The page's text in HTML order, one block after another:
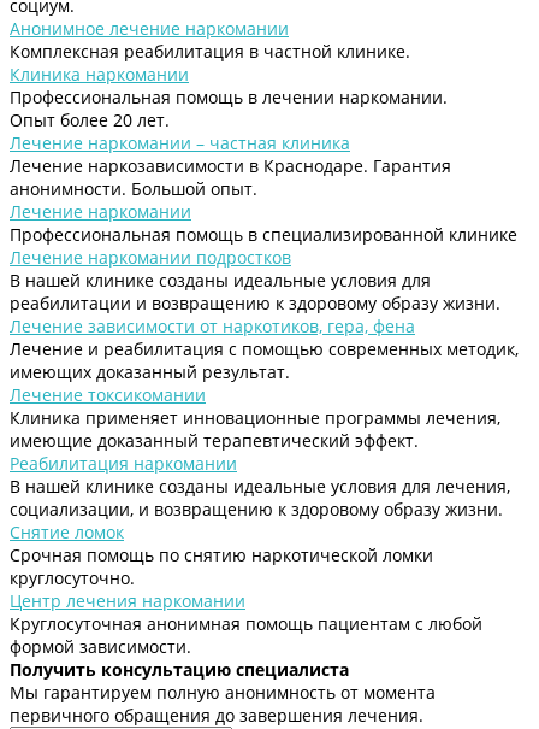
социум.
Анонимное лечение наркомании
Комплексная реабилитация в частной клинике.
Клиника наркомании
Профессиональная помощь в лечении наркомании.
Опыт более 20 лет.
Лечение наркомании – частная клиника
Лечение наркозависимости в Краснодаре. Гарантия
анонимности. Большой опыт.
Лечение наркомании
Профессиональная помощь в специализированной клинике
Лечение наркомании подростков
В нашей клинике созданы идеальные условия для
реабилитации и возвращению к здоровому образу жизни.
Лечение зависимости от наркотиков, гера, фена
Лечение и реабилитация с помощью современных методик,
имеющих доказанный результат.
Лечение токсикомании
Клиника применяет инновационные программы лечения,
имеющие доказанный терапевтический эффект.
Реабилитация наркомании
В нашей клинике созданы идеальные условия для лечения,
социализации, и возвращению к здоровому образу жизни.
Снятие ломок
Срочная помощь по снятию наркотической ломки
круглосуточно.
Центр лечения наркомании
Круглосуточная анонимная помощь пациентам с любой
формой зависимости.
Получить консультацию специалиста
Мы гарантируем полную анонимность от момента
первичного обращения до завершения лечения.